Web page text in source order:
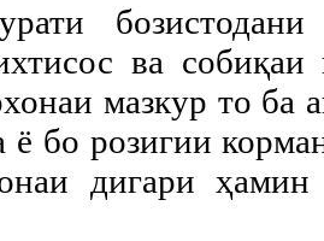
ва
мазкур то ба
ё бо розигии
дигари ҳамин